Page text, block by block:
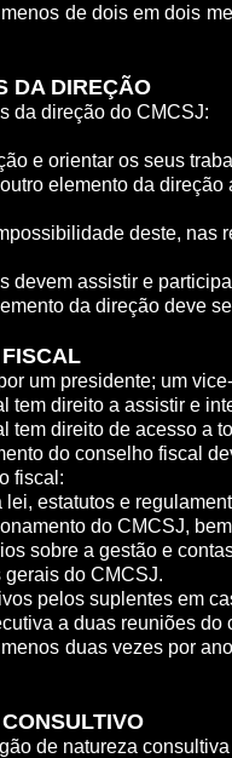
de dois em dois
DA DIREÇÃO
da direção do CMCSJ:
e orientar os seus
elemento da
deste, nas
devem assistir e
da direção deve
um presidente; um
tem direito a assistir e
tem direito de acesso a
do conselho fiscal
fiscal:
estatutos e
do CMCSJ,
sobre a gestão e
do CMCSJ.
pelos suplentes
a duas reuniões do
duas vezes por
de natureza